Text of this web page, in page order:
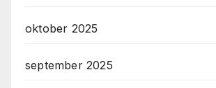
oktober 2025
september 2025